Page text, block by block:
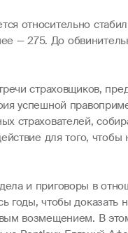
относительно
— 275. До
страховщиков,
успешной
страхователей,
для того,
и приговоры в
годы, чтобы доказать
возмещением. В